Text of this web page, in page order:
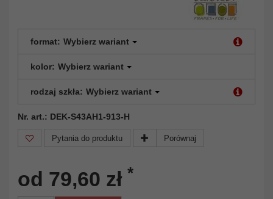
format: Wybierz wariant
kolor: Wybierz wariant
rodzaj szkła: Wybierz wariant
Nr. art.: DEK-S43AH1-913-H
Pytania do produktu Porównaj
od 79,60 zł *